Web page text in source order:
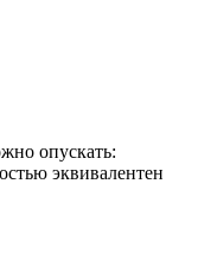
опускать:
эквивалентен